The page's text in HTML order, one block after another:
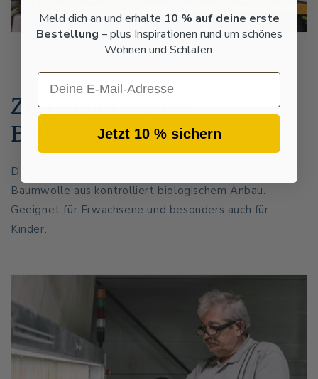
Zertifizierte Bio-
Baumwolle
Das Sortiment besteht aus GOTS-zertifizierter Bio-
Baumwolle aus kontrolliert biologischem Anbau.
Geeignet für Erwachsene und besonders auch für
Kinder.
Meld dich an und erhalte 10 % auf deine erste
Bestellung – plus Inspirationen rund um schönes
Wohnen und Schlafen.
Email
Jetzt 10 % sichern